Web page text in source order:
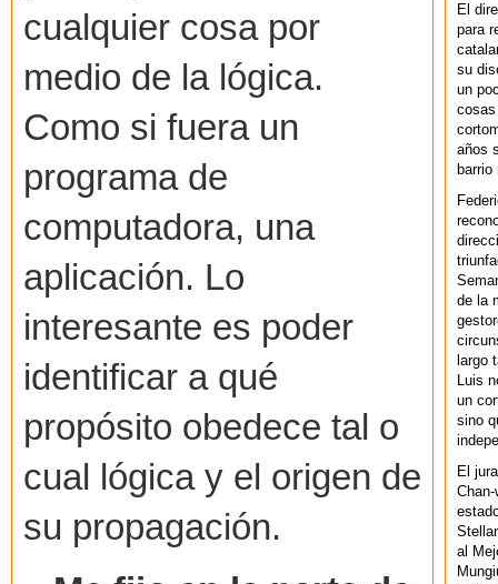
cualquier cosa por
medio de la lógica.
Como si fuera un
programa de
computadora, una
aplicación. Lo
interesante es poder
identificar a qué
propósito obedece tal o
cual lógica y el origen de
su propagación.
El
para
su
un
cosas
años
de la
largo
Luis
un
sino
El
al